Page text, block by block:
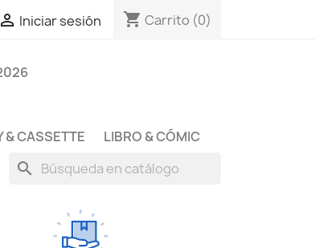
 Iniciar sesión shopping_cart Carrito (0)
& CASSETTE LIBRO & CÓMIC
search